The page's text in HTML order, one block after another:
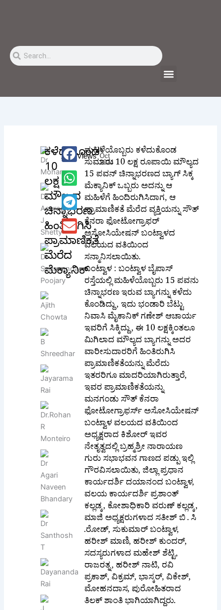
SearchSearch
Menu
ಕಳೆದುಕೊಂಡ
10
ಲಕ್ಷ
ಮೌಲ್ಯದ
ಚಿನ್ನಾಭರಣ
ಹಿಂತಿರುಗಿಸಿ
ಪ್ರಾಮಾಣಿಕತೆ
ಮೆರೆದ
ಮೆಕ್ಯಾನಿಕ್
115KViews
5
Oct
2024
ಮಹಿಳೆಯೊಬ್ಬರು ಕಳೆದುಕೊಂಡ
ಸುಮಾರು 10 ಲಕ್ಷ ರೂಪಾಯಿ ಮೌಲ್ಯದ
15 ಪವನ್ ಚಿನ್ನಾಭರಣದ ಬ್ಯಾಗ್ ಸಿಕ್ಕ
ಮೆಕ್ಯಾನಿಕ್ ಒಬ್ಬರು ಅದನ್ನು ಆ
ಮಹಿಳೆಗೆ ಹಿಂದಿರುಗಿಸಿದಾಗ, ಆ
ಪ್ರಾಮಾಣಿಕತೆ ಮೆರೆದ ವ್ಯಕ್ತಿಯನ್ನು ಸೌತ್
ಕೆನರಾ ಫೋಟೋಗ್ರಾಫರ್
ಅಸೋಸಿಯೇಷನ್ ಬಂಟ್ವಾಳದ
ವಲಯದ ವತಿಯಿಂದ
ಸನ್ಮಾನಿಸಲಾಯಿತು.
ಬಂಟ್ವಾಳ : ಬಂಟ್ವಾಳ ಬೈಪಾಸ್
ರಸ್ತೆಯಲ್ಲಿ ಮಹಿಳೆಯೊಬ್ಬರು 15 ಪವನು
ಚಿನ್ನಾಭರಣ ಇರುವ ಬ್ಯಾಗನ್ನು ಕಳೆದು
ಕೊಂಡಿದ್ದು, ಇದು ಭಂಡಾರಿ ಬೆಟ್ಟು
ನಿವಾಸಿ ಮೈಕಾನಿಕ್ ಗಣೇಶ್ ಆಚಾರ್ಯ
ಇವರಿಗೆ ಸಿಕ್ಕಿದ್ದು, ಈ 10 ಲಕ್ಷಕ್ಕಿಂತಲೂ
ಮಿಗಿಲಾದ ಮೌಲ್ಯದ ಬ್ಯಾಗನ್ನು ಅದರ
ವಾರೀಸುದಾರರಿಗೆ ಹಿಂತಿರುಗಿಸಿ
ಪ್ರಾಮಾಣಿಕತೆಯನ್ನು ಮೆರೆದು
ಇತರರಿಗೂ ಮಾದರಿಯಾಗಿರುತ್ತಾರೆ,
ಇವರ ಪ್ರಾಮಾಣಿಕತೆಯನ್ನು
ಮನಗಂಡು ಸೌತ್ ಕೆನರಾ
ಫೋಟೋಗ್ರಾಫರ್ಸ್ ಅಸೋಸಿಯೇಷನ್
ಬಂಟ್ವಾಳ ವಲಯದ ವತಿಯಿಂದ
ಅಧ್ಯಕ್ಷರಾದ ಕಿಶೋರ್ ಇವರ
ನೇತೃತ್ವದಲ್ಲಿ ಬ್ರಹ್ಮಶ್ರೀ ನಾರಾಯಣ
ಗುರು ಸಭಾಭವನ ಗಾಣದ ಪಡ್ಪು ಇಲ್ಲಿ
ಗೌರವಿಸಲಾಯಿತು, ಜಿಲ್ಲಾ ಪ್ರಧಾನ
ಕಾರ್ಯದರ್ಶಿ ದಯಾನಂದ ಬಂಟ್ವಾಳ,
ವಲಯ ಕಾರ್ಯದರ್ಶಿ ಪ್ರಶಾಂತ್
ಕಲ್ಲಡ್ಕ, ಕೋಶಾಧಿಕಾರಿ ವರುಣ್ ಕಲ್ಲಡ್ಕ,
ಮಾಜಿ ಅಧ್ಯಕ್ಷರುಗಳಾದ ಸತೀಶ್ ಬಿ . ಸಿ
.ರೋಡ್, ಸುಕುಮಾರ್ ಬಂಟ್ವಾಳ,
ಹರೀಶ್ ಮಾಣಿ, ಹರೀಶ್ ಕುಂದರ್,
ಸದಸ್ಯರುಗಳಾದ ಮಹೇಶ್ ಶೆಟ್ಟಿ,
ರಾಜರತ್ನ, ಹರೀಶ್ ನಾಟಿ, ರವಿ
ಪ್ರಕಾಶ್, ವಿಕ್ರಮ್, ಭಾಸ್ಕರ್, ವಿಕೇಶ್,
ಮೋಹನದಾಸ, ಪುರೋಹಿತರಾದ
ತಿಲಕ್ ಶಾಂತಿ ಭಾಗಿಯಾಗಿದ್ದರು.